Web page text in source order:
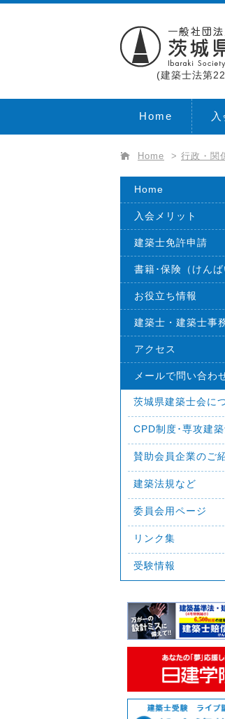
(建築士法第
Home
Home > 行政・関
Home
入会メリット
建築士免許申請
書籍･保険（けんば
お役立ち情報
建築士・建築士事
アクセス
メールで問い合わ
茨城県建築士会に
CPD制度･専攻建
賛助会員企業のご
建築法規など
委員会用ページ
リンク集
受験情報